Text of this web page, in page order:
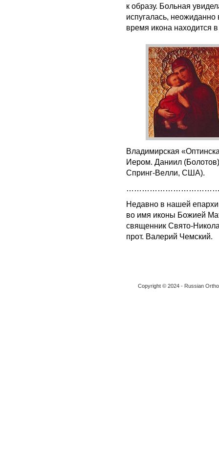
к образу. Больная
испугалась, неожиданно
время икона находится
Владимирская
Иером. Даниил
Спринг-Вeлли, США).
Недавно в нашей
во имя иконы Божией
священник Свято-
прот. Валерий Чемский.
Copyright © 2024 - Russian